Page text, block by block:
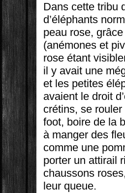
Dans cette tribu
d’éléphants
peau rose,
(anémones et
rose étant
il y avait une
et les petites
avaient le droit
crétins, se
foot, boire de la
à manger des
comme une
porter un attirail
chaussons
leur queue.